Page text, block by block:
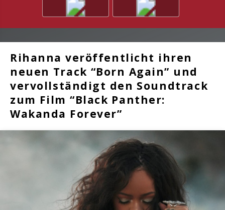
Rihanna veröffentlicht ihren
neuen Track “Born Again” und
vervollständigt den Soundtrack
zum Film “Black Panther:
Wakanda Forever”